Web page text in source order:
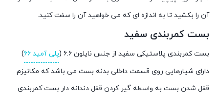
آن را بکشید تا به اندازه ای که می خواهید آن را سفت کنید.
بست کمربندی سفید
بست کمربندی پلاستیکی سفید از جنس نایلون ۶.۶ ( پلی آمید ۶۶
)
دارای شیارهایی روی قسمت داخلی بدنه بست می باشد که مکانیزم
قفل شدن بست به واسطه گیر کردن قفل دندانه دار بست کمربندی